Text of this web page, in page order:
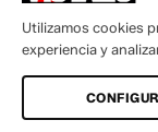
Utilizamos cookies
experiencia y